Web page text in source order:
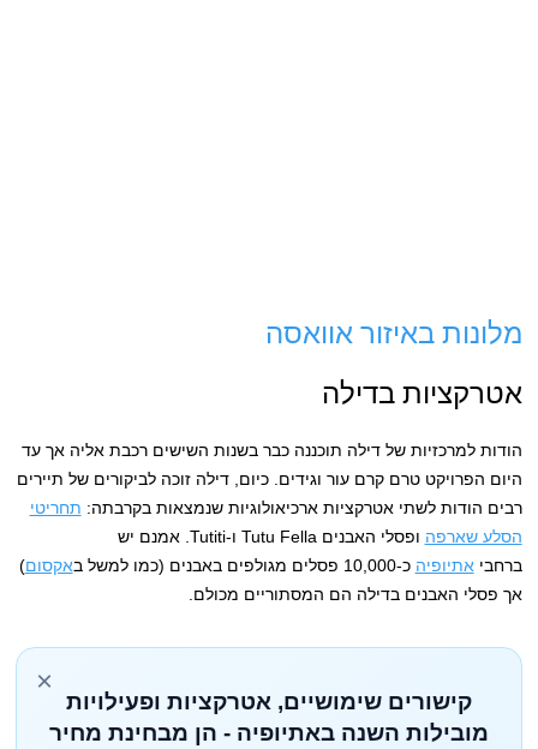
מלונות באיזור אוואסה
אטרקציות בדילה
הודות למרכזיות של דילה תוכננה כבר בשנות השישים רכבת אליה אך עד
היום הפרויקט טרם קרם עור וגידים. כיום, דילה זוכה לביקורים של תיירים
רבים הודות לשתי אטרקציות ארכיאולוגיות שנמצאות בקרבתה: תחריטי
הסלע שארפה
ופסלי האבנים Tutu Fella ו-Tutiti. אמנם יש
ברחבי אתיופיה כ-10,000 פסלים מגולפים באבנים (כמו למשל ב אקסום)
אך פסלי האבנים בדילה הם המסתוריים מכולם.
×
קישורים שימושיים, אטרקציות ופעילויות
מובילות השנה באתיופיה - הן מבחינת מחיר